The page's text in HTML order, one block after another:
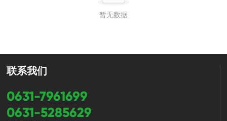
暂无数据
联系我们
0631-7961699
0631-5285629